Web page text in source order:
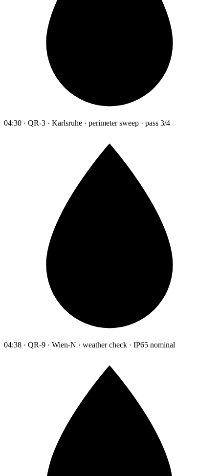
04:30 · QR-3 · Karlsruhe · perimeter sweep · pass 3/4
04:38 · QR-9 · Wien-N · weather check · IP65 nominal